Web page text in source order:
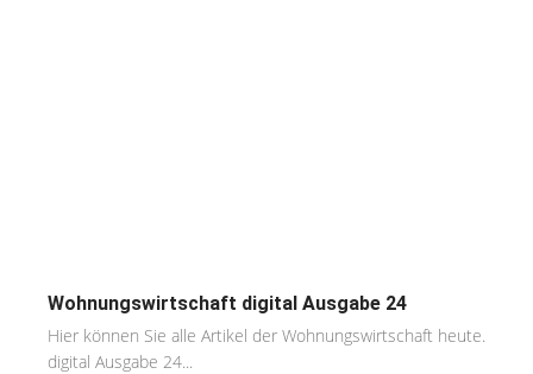
Wohnungswirtschaft digital Ausgabe 24
Hier können Sie alle Artikel der Wohnungswirtschaft heute.
digital Ausgabe 24...